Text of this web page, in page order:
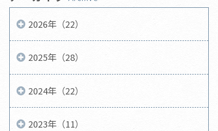
2026年（22）
2025年（28）
2024年（22）
2023年（11）